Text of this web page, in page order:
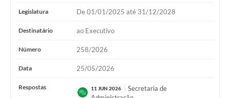
Legislatura De 01/01/2025 até 31/12/2028
Destinatário ao Executivo
Número 258/2026
Data 25/05/2026
Respostas 11 JUN 2026
Secretaria de